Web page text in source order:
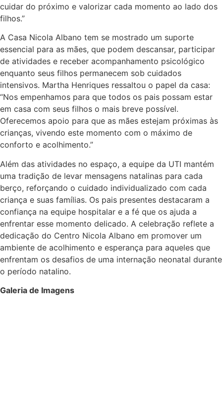
cuidar do próximo e valorizar cada momento ao lado dos
filhos.”
A Casa Nicola Albano tem se mostrado um suporte
essencial para as mães, que podem descansar, participar
de atividades e receber acompanhamento psicológico
enquanto seus filhos permanecem sob cuidados
intensivos. Martha Henriques ressaltou o papel da casa:
“Nos empenhamos para que todos os pais possam estar
em casa com seus filhos o mais breve possível.
Oferecemos apoio para que as mães estejam próximas às
crianças, vivendo este momento com o máximo de
conforto e acolhimento.”
Além das atividades no espaço, a equipe da UTI mantém
uma tradição de levar mensagens natalinas para cada
berço, reforçando o cuidado individualizado com cada
criança e suas famílias. Os pais presentes destacaram a
confiança na equipe hospitalar e a fé que os ajuda a
enfrentar esse momento delicado. A celebração reflete a
dedicação do Centro Nicola Albano em promover um
ambiente de acolhimento e esperança para aqueles que
enfrentam os desafios de uma internação neonatal durante
o período natalino.
Galeria de Imagens